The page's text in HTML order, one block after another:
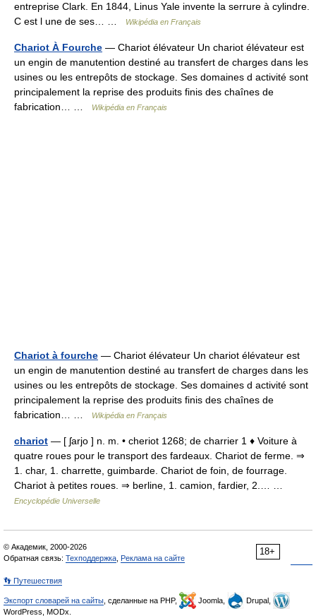
entreprise Clark. En 1844, Linus Yale invente la serrure à cylindre.
C est l une de ses… …
Wikipédia en Français
Chariot À Fourche — Chariot élévateur Un chariot élévateur est
un engin de manutention destiné au transfert de charges dans les
usines ou les entrepôts de stockage. Ses domaines d activité sont
principalement la reprise des produits finis des chaînes de
fabrication… …
Wikipédia en Français
Chariot à fourche — Chariot élévateur Un chariot élévateur est
un engin de manutention destiné au transfert de charges dans les
usines ou les entrepôts de stockage. Ses domaines d activité sont
principalement la reprise des produits finis des chaînes de
fabrication… …
Wikipédia en Français
chariot — [ ʃarjo ] n. m. • cheriot 1268; de charrier 1 ♦ Voiture à
quatre roues pour le transport des fardeaux. Chariot de ferme. ⇒
1. char, 1. charrette, guimbarde. Chariot de foin, de fourrage.
Chariot à petites roues. ⇒ berline, 1. camion, fardier, 2.… …
Encyclopédie Universelle
18+
© Академик, 2000-2026
Обратная связь: Техподдержка Реклама на сайте
👣 Путешествия
Экспорт словарей на сайты , сделанные на PHP, Joomla,
Drupal,
WordPress, MODx.